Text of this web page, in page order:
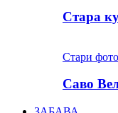
Стара
Стари
Саво